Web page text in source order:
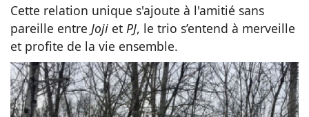
Cette relation unique s'ajoute à l'amitié sans
pareille entre Joji et PJ, le trio s’entend à merveille
et profite de la vie ensemble.